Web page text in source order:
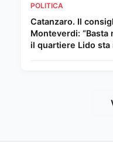
POLITICA
Catanzaro. Il
Monteverdi:
il quartiere Lido sta